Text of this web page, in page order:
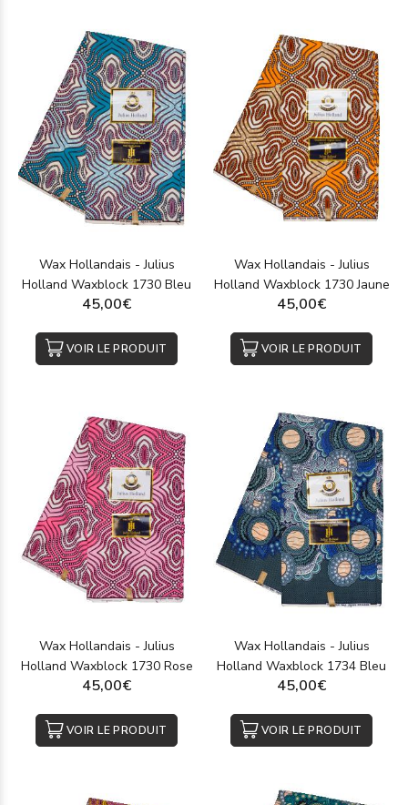
Wax Hollandais - Julius
Holland Waxblock 1730 Bleu
45,00€
VOIR LE PRODUIT
Wax Hollandais - Julius
Holland Waxblock 1730 Jaune
45,00€
VOIR LE PRODUIT
Wax Hollandais - Julius
Holland Waxblock 1730 Rose
45,00€
VOIR LE PRODUIT
Wax Hollandais - Julius
Holland Waxblock 1734 Bleu
45,00€
VOIR LE PRODUIT